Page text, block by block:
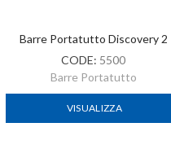
Barre Portatutto Discovery 2
CODE: 5500
Barre Portatutto
VISUALIZZA